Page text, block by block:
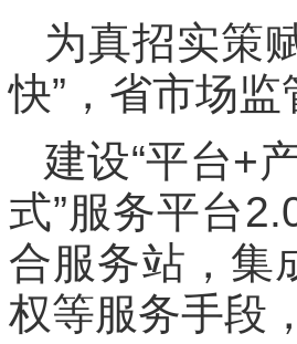
为真招实策
快”，省市场
建设“平台+
式”服务平台
合服务站，集
权等服务手段